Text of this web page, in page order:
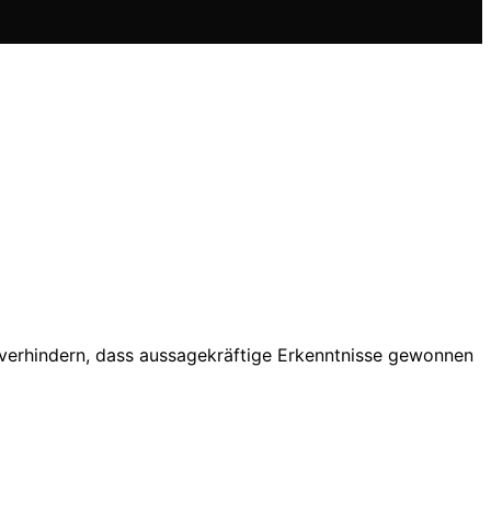
dass aussagekräftige Erkenntnisse gewonnen